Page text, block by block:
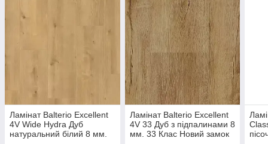
Ламінат Balterio Excellent
4V Wide Hydra Дуб
натуральний білий 8 мм.
Ламінат Balterio Excellent
4V 33 Дуб з підпалинами 8
мм. 33 Клас Новий замок